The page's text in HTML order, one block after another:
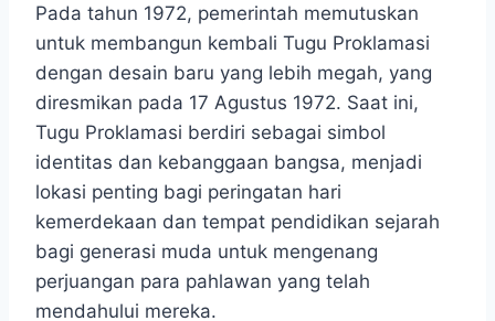
Pada tahun 1972, pemerintah memutuskan
untuk membangun kembali Tugu Proklamasi
dengan desain baru yang lebih megah, yang
diresmikan pada 17 Agustus 1972. Saat ini,
Tugu Proklamasi berdiri sebagai simbol
identitas dan kebanggaan bangsa, menjadi
lokasi penting bagi peringatan hari
kemerdekaan dan tempat pendidikan sejarah
bagi generasi muda untuk mengenang
perjuangan para pahlawan yang telah
mendahului mereka.